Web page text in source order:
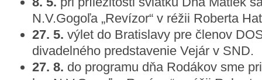
N.V.Gogoľa „Revízor“ v réžii Roberta
27. 5. výlet do Bratislavy pre členov
divadelného predstavenie Vejár v SND.
27. 8. do programu dňa Rodákov sme